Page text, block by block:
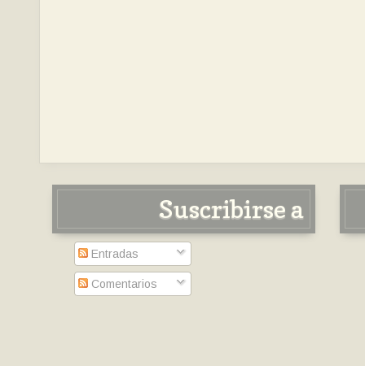
Suscribirse a
Entradas
Comentarios